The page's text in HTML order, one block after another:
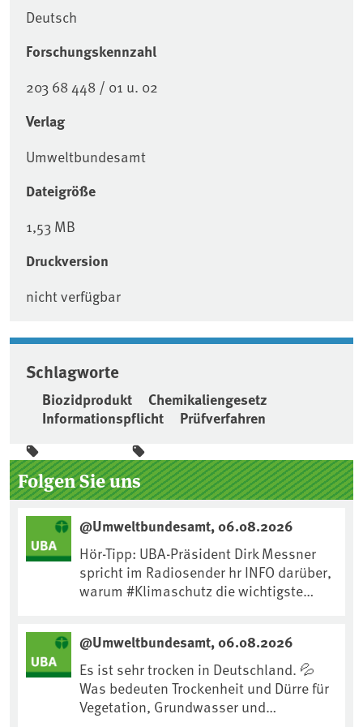
Deutsch
Forschungskennzahl
203 68 448 / 01 u. 02
Verlag
Umweltbundesamt
Dateigröße
1,53 MB
Druckversion
nicht verfügbar
Schlagworte
Biozidprodukt
Chemikaliengesetz
Informationspflicht
Prüfverfahren
Seitenleiste
Folgen Sie uns
@Umweltbundesamt, 06.08.2026
Hör-Tipp: UBA-Präsident Dirk Messner
spricht im Radiosender hr INFO darüber,
warum #Klimaschutz die wichtigste
https://www.ardsounds.de/episode/urn
:ard:episode:0e7cf1c4b819c26d/
@Umweltbundesamt, 06.08.2026
Es ist sehr trocken in Deutschland. 💦
Was bedeuten Trockenheit und Dürre für
Vegetation, Grundwasser und